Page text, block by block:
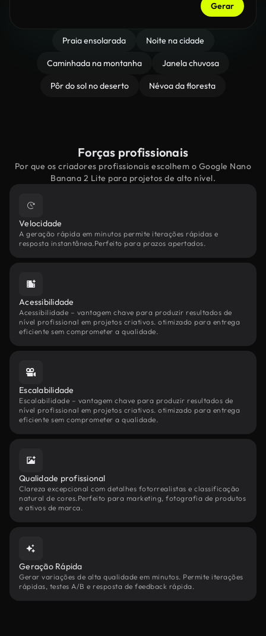
Gerar
Praia ensolarada Noite na cidade
Caminhada na montanha Janela chuvosa
Pôr do sol no deserto Névoa da floresta
Forças profissionais
Por que os criadores profissionais escolhem o Google Nano
Banana 2 Lite para projetos de alto nível.
Velocidade
A geração rápida em minutos permite iterações rápidas e
resposta instantânea.Perfeito para prazos apertados.
Acessibilidade
Acessibilidade – vantagem chave para produzir resultados de
nível profissional em projetos criativos. otimizado para entrega
eficiente sem comprometer a qualidade.
Escalabilidade
Escalabilidade – vantagem chave para produzir resultados de
nível profissional em projetos criativos. otimizado para entrega
eficiente sem comprometer a qualidade.
Qualidade profissional
Clareza excepcional com detalhes fotorrealistas e classificação
natural de cores.Perfeito para marketing, fotografia de produtos
e ativos de marca.
Geração Rápida
Gerar variações de alta qualidade em minutos. Permite iterações
rápidas, testes A/B e resposta de feedback rápida.